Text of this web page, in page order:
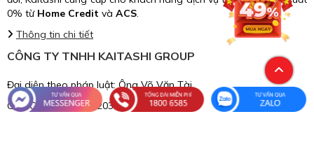
0% từ Home Credit và ACS.
Thông tin chi tiết
CÔNG TY TNHH KAITASHI GROUP
Đại diện theo pháp luật: Ông Võ Văn Tài
Giấy CNĐKDN: 0109203248